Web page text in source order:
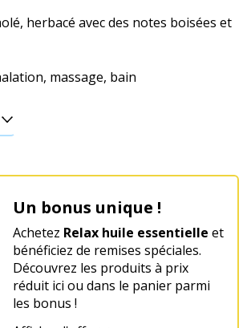
herbacé avec des notes boisées et
massage, bain
Un bonus unique !
Achetez Relax huile essentielle et
bénéficiez de remises spéciales.
Découvrez les produits à prix
réduit ici ou dans le panier parmi
les bonus !